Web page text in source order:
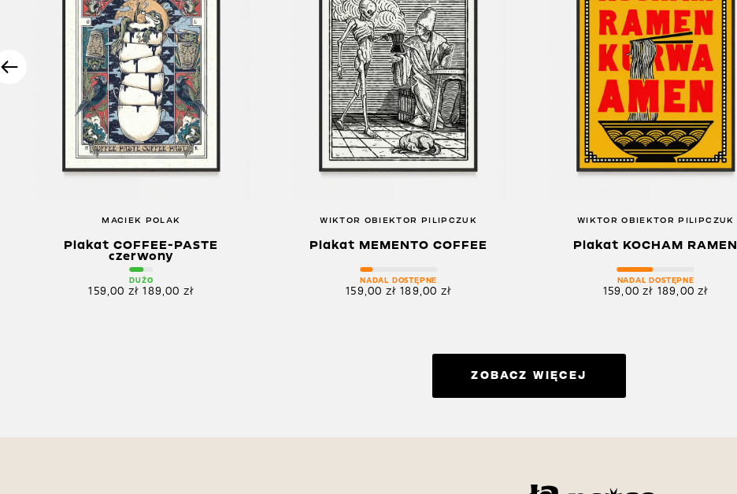
MACIEK POLAK
Plakat COFFEE-PASTE
czerwony
DUŻO
159,00 zł 189,00 zł
WIKTOR OBIEKTOR PILIPCZUK
Plakat MEMENTO COFFEE
NADAL DOSTĘPNE
159,00 zł 189,00 zł
WIKTOR OBIEKTOR PILIPCZUK
Plakat KOCHAM RAMEN
NADAL DOSTĘPNE
159,00zł 189,00zł
ZOBACZ WIĘCEJ